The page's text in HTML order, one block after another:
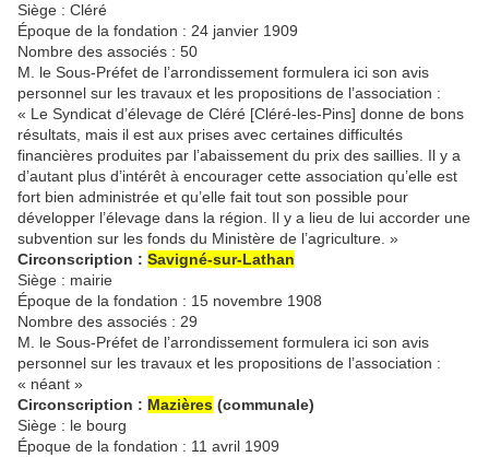
Siège : Cléré
Époque de la fondation : 24 janvier 1909
Nombre des associés : 50
M. le Sous-Préfet de l’arrondissement formulera ici son avis
personnel sur les travaux et les propositions de l’association :
« Le Syndicat d’élevage de Cléré [Cléré-les-Pins] donne de bons
résultats, mais il est aux prises avec certaines difficultés
financières produites par l’abaissement du prix des saillies. Il y a
d’autant plus d’intérêt à encourager cette association qu’elle est
fort bien administrée et qu’elle fait tout son possible pour
développer l’élevage dans la région. Il y a lieu de lui accorder une
subvention sur les fonds du Ministère de l’agriculture. »
Circonscription : Savigné-sur-Lathan
Siège : mairie
Époque de la fondation : 15 novembre 1908
Nombre des associés : 29
M. le Sous-Préfet de l’arrondissement formulera ici son avis
personnel sur les travaux et les propositions de l’association :
« néant »
Circonscription : Mazières (communale)
Siège : le bourg
Époque de la fondation : 11 avril 1909